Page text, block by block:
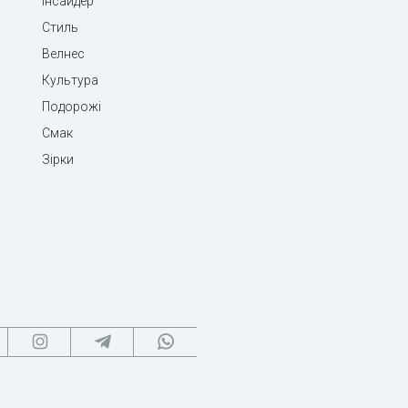
Стиль
Велнес
Культура
Подорожі
Смак
Зірки